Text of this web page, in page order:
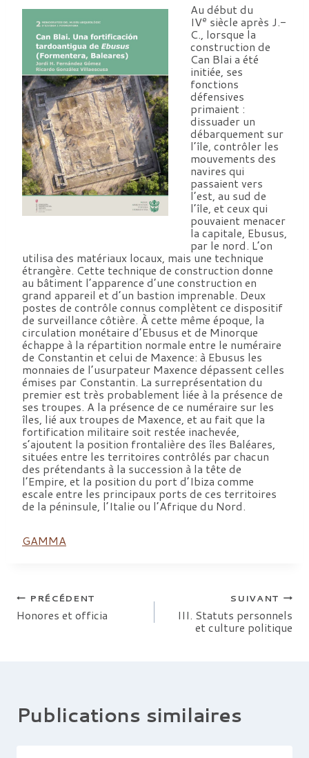
Au début du
IVe siècle après J.-
C., lorsque la
construction de
Can Blai a été
initiée, ses
fonctions
défensives
primaient :
dissuader un
débarquement sur
l’île, contrôler les
mouvements des
navires qui
passaient vers
l’est, au sud de
l’île, et ceux qui
pouvaient menacer
la capitale, Ebusus,
par le nord. L’on
utilisa des matériaux locaux, mais une technique
étrangère. Cette technique de construction donne
au bâtiment l’apparence d’une construction en
grand appareil et d’un bastion imprenable. Deux
postes de contrôle connus complètent ce dispositif
de surveillance côtière. À cette même époque, la
circulation monétaire d’Ebusus et de Minorque
échappe à la répartition normale entre le numéraire
de Constantin et celui de Maxence: à Ebusus les
monnaies de l’usurpateur Maxence dépassent celles
émises par Constantin. La surreprésentation du
premier est très probablement liée à la présence de
ses troupes. A la présence de ce numéraire sur les
îles, lié aux troupes de Maxence, et au fait que la
fortification militaire soit restée inachevée,
s’ajoutent la position frontalière des îles Baléares,
situées entre les territoires contrôlés par chacun
des prétendants à la succession à la tête de
l’Empire, et la position du port d’Ibiza comme
escale entre les principaux ports de ces territoires
de la péninsule, l’Italie ou l’Afrique du Nord.
GAMMA
Navigation
PRÉCÉDENT
Honores et officia
SUIVANT
III. Statuts personnels
et culture politique
Publications similaires